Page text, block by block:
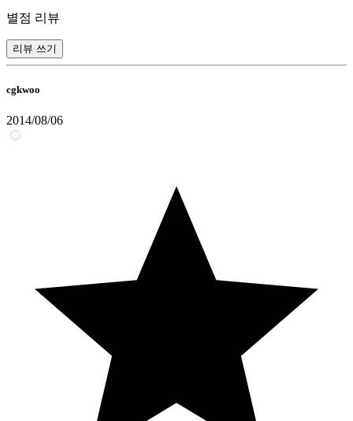
별점 리뷰
리뷰 쓰기
cgkwoo
2014/08/06